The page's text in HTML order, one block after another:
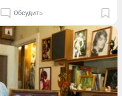
Обсудить